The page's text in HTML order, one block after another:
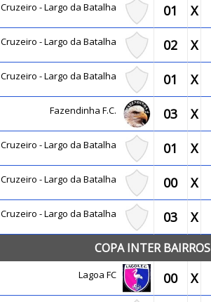
Cruzeiro - Largo da Batalha 01 X
Cruzeiro - Largo da Batalha 02 X
Cruzeiro - Largo da Batalha 01 X
Fazendinha F.C. 03 X
Cruzeiro - Largo da Batalha 01 X
Cruzeiro - Largo da Batalha 00 X
Cruzeiro - Largo da Batalha 03 X
COPA INTER
Lagoa FC 00 X